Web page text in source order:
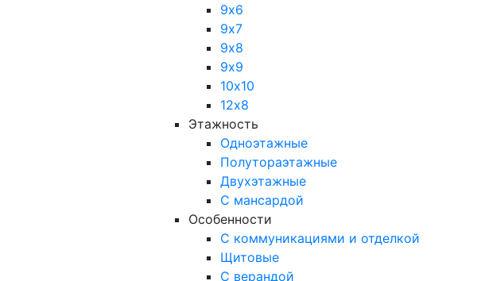
9х6
9х7
9х8
9х9
10х10
12х8
Этажность
Одноэтажные
Полутораэтажные
Двухэтажные
С мансардой
Особенности
С коммуникациями и отделкой
Щитовые
С верандой